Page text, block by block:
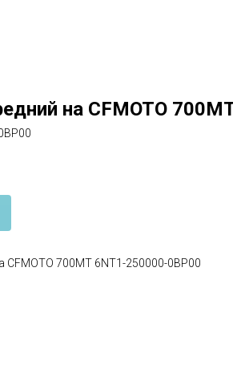
на CFMOTO
CFMOTO 700MT 6NT1-250000-0BP00